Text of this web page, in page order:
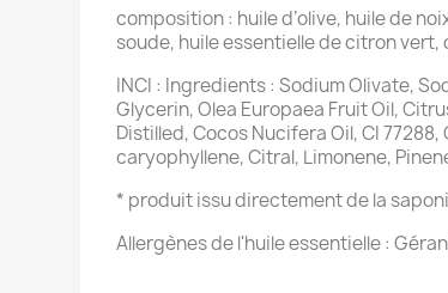
composition : huile d’olive, huile de
soude, huile essentielle de citron
INCI : Ingredients : Sodium Olivate,
Glycerin, Olea Europaea Fruit Oil,
Distilled, Cocos Nucifera Oil, CI 77288,
caryophyllene, Citral, Limonene,
* produit issu directement de la
Allergènes de l'huile essentielle :